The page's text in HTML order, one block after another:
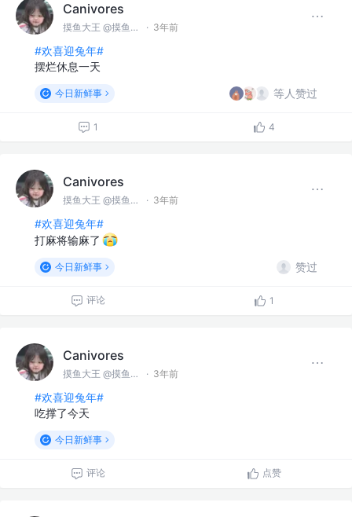
Canivores
摸鱼大王 @摸鱼公司 · 3年前
#欢喜迎兔年#
摆烂休息一天
今日新鲜事 等人赞过
1 4
Canivores
摸鱼大王 @摸鱼公司 · 3年前
#欢喜迎兔年#
打麻将输麻了
今日新鲜事 赞过
评论 1
Canivores
摸鱼大王 @摸鱼公司 · 3年前
#欢喜迎兔年#
吃撑了今天
今日新鲜事
评论 点赞